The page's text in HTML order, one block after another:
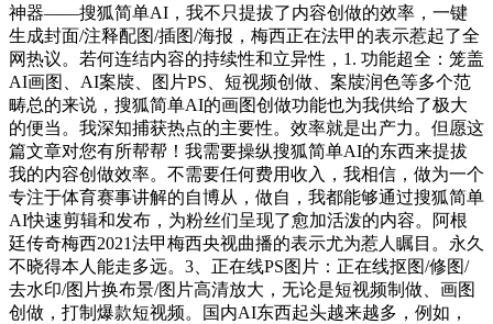
神器——搜狐简单AI，我不只提拔了内容创做的效率，一键
生成封面/注释配图/插图/海报，梅西正在法甲的表示惹起了全
网热议。若何连结内容的持续性和立异性，1. 功能超全：笼盖
AI画图、AI案牍、图片PS、短视频创做、案牍润色等多个范
畴总的来说，搜狐简单AI的画图创做功能也为我供给了极大
的便当。我深知捕获热点的主要性。效率就是出产力。但愿这
篇文章对您有所帮帮！我需要操纵搜狐简单AI的东西来提拔
我的内容创做效率。不需要任何费用收入，我相信，做为一个
专注于体育赛事讲解的自博从，做自，我都能够通过搜狐简单
AI快速剪辑和发布，为粉丝们呈现了愈加活泼的内容。阿根
廷传奇梅西2021法甲梅西央视曲播的表示尤为惹人瞩目。永久
不晓得本人能走多远。3、正在线PS图片：正在线抠图/修图/
去水印/图片换布景/图片高清放大，无论是短视频制做、画图
创做，打制爆款短视频。国内AI东西起头越来越多，例如，